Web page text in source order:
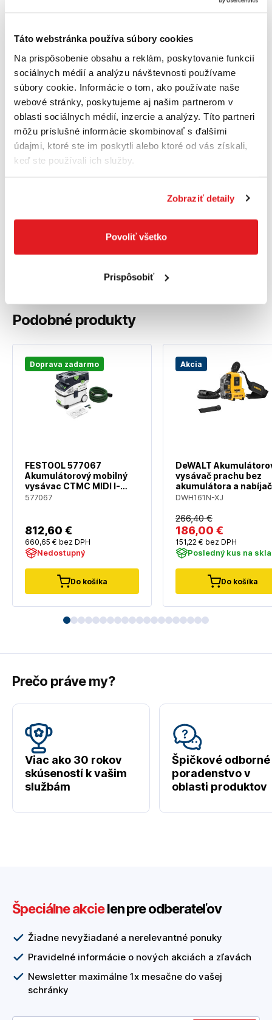
Táto webstránka používa súbory cookies
Na prispôsobenie obsahu a reklám, poskytovanie funkcií
sociálnych médií a analýzu návštevnosti používame
súbory cookie. Informácie o tom, ako používate naše
webové stránky, poskytujeme aj našim partnerom v
oblasti sociálnych médií, inzercie a analýzy. Títo partneri
môžu príslušné informácie skombinovať s ďalšími
údajmi, ktoré ste im poskytli alebo ktoré od vás získali,
keď ste používali ich služby.
Zobraziť detaily
Povoliť všetko
Prispôsobiť
Max. prietok vzduchu: 1,0 m3/min
Max. sila sania: 180 mbar
Rozmery (D x Š x V): 1106 x 113 x 177 mm
Hmotnosť: 1,6 - 1,9 kg
Typ vypínača: elektronický
459354-6 Držiak
Podobné produkty
Doprava zadarmo
FESTOOL 577067
Akumulátorový mobilný
vysávac CTMC MIDI I-
Basic CLEANTEC
577067
812,60 €
660,65 € bez DPH
Nedostupný
Do košíka
Akcia
DeWALT
vysávač prachu bez
akumulátora a
DWH161N
DWH161N-XJ
266,40 €
186,00 €
151,22 € bez DPH
Posledný kus na
Do košíka
Prečo práve my?
Viac ako 30 rokov
skúseností k vašim
službám
Špičkové odborné
poradenstvo v
oblasti produktov
Špeciálne akcielen pre odberateľov
Žiadne nevyžiadané a nerelevantné ponuky
Pravidelné informácie o nových akciách a zľavách
Newsletter maximálne 1x mesačne do vašej
schránky